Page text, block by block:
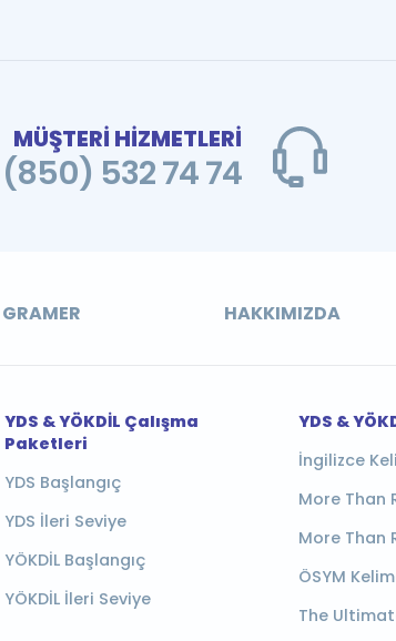
MÜŞTERİ HİZMETLERİ
532 74 74
HAKKIMIZDA
YDS & YÖKDİL Çalışma
Paketleri
YDS Başlangıç
YDS İleri Seviye
YÖKDİL Başlangıç
YÖKDİL İleri Seviye
YDS &
İngilizce
More Than
More Than
ÖSYM
The